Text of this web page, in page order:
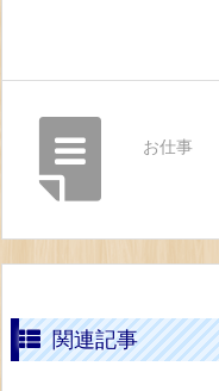
お仕事
関連記事